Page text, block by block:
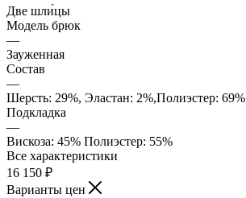
Две шли́цы
Модель брюк
—
Зауженная
Состав
—
Шерсть: 29%, Эластан: 2%,Полиэстер: 69%
Подкладка
—
Вискоза: 45% Полиэстер: 55%
Все характеристики
16 150 ₽
Варианты цен